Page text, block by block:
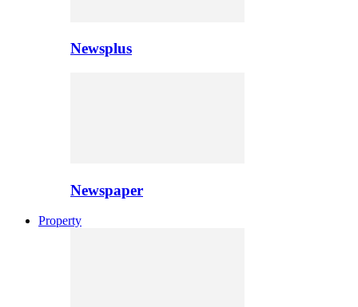
Newsplus
Newspaper
Property